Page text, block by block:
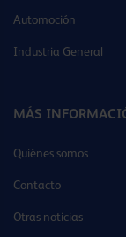
Automoción
Industria General
MÁS
Quiénes somos
Contacto
Otras noticias